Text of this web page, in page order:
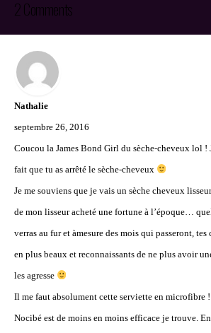
2 Comments
Nathalie
septembre 26, 2016
Coucou la James Bond Girl du sèche-cheveux lol !
fait que tu as arrêté le sèche-cheveux
Je me souviens que je vais un sèche cheveux
de mon lisseur acheté une fortune à l’époque…
verras au fur et àmesure des mois qui passeront,
en plus beaux et reconnaissants de ne plus avoir
les agresse
Il me faut absolument cette serviette en microfibre
Nocibé est de moins en moins efficace je trouve.